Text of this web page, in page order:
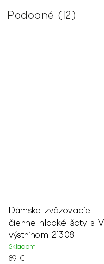
Podobné (12)
Dámske zväzovacie
čierne hladké šaty s V
výstrihom 21308
Skladom
89 €